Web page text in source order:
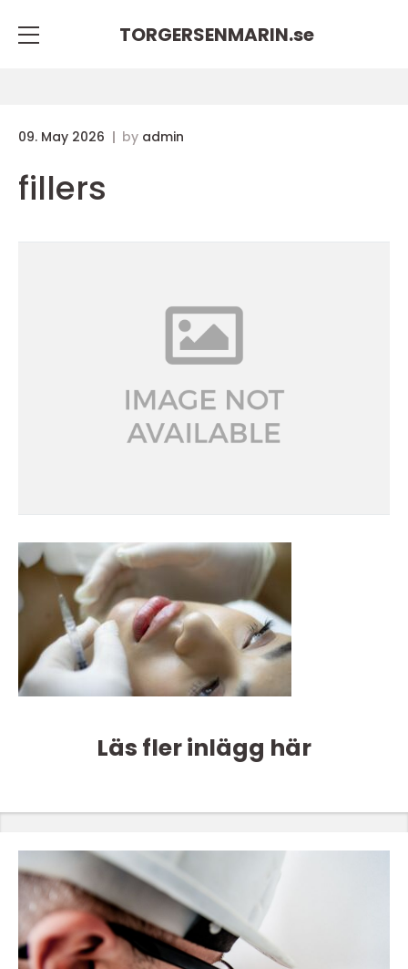
TORGERSENMARIN.se
09. May 2026 by admin
fillers
Läs fler inlägg här